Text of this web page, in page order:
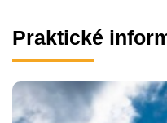
Praktické